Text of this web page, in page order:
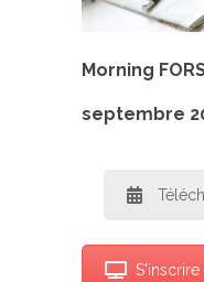
Morning
septembre